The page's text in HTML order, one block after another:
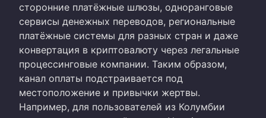
сторонние платёжные шлюзы, одноранговые
сервисы денежных переводов, региональные
платёжные системы для разных стран и даже
конвертация в криптовалюту через легальные
процессинговые компании. Таким образом,
канал оплаты подстраивается под
местоположение и привычки жертвы.
Например, для пользователей из Колумбии